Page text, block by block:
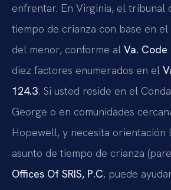
enfrentar. En Virginia, el tribunal
tiempo de crianza con base en
del menor, conforme al Va. Code
diez factores enumerados en el
124.3. Si usted reside en el
George o en comunidades
Hopewell, y necesita orientación
asunto de tiempo de crianza
Offices Of SRIS, P.C. puede